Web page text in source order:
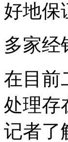
好地保
多家经
在目前
处理存
记者了